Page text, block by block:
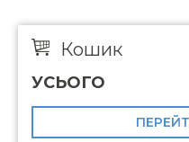
Кошик
УСЬОГО